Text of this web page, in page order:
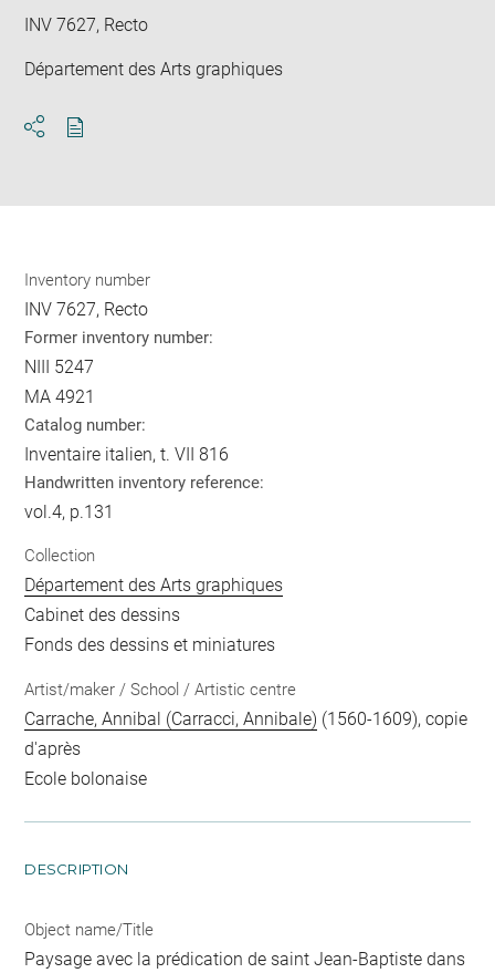
INV 7627, Recto
Département des Arts graphiques
Inventory number
INV 7627, Recto
Former inventory number:
NIII 5247
MA 4921
Catalog number:
Inventaire italien, t. VII 816
Handwritten inventory reference:
vol.4, p.131
Collection
Département des Arts graphiques
Cabinet des dessins
Fonds des dessins et miniatures
Artist/maker / School / Artistic centre
Carrache, Annibal (Carracci, Annibale) (1560-1609), copie
d'après
Ecole bolonaise
DESCRIPTION
Object name/Title
Paysage avec la prédication de saint Jean-Baptiste dans